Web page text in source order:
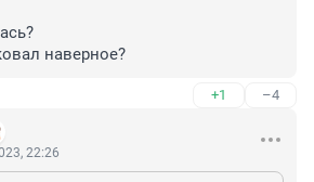
наверное?
+1 –4
22:26